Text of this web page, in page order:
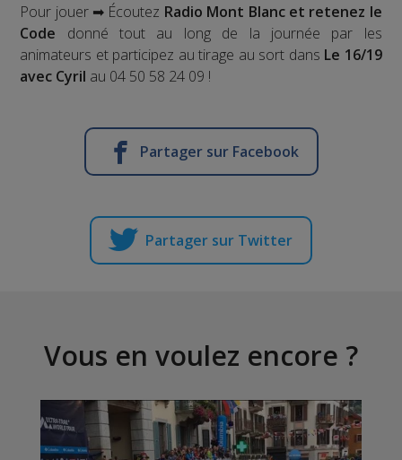
Pour jouer ➡ Écoutez Radio Mont Blanc et retenez le
Code donné tout au long de la journée par les
animateurs et participez au tirage au sort dans Le 16/19
avec Cyril au 04 50 58 24 09 !
Partager sur Facebook
Partager sur Twitter
Vous en voulez encore ?